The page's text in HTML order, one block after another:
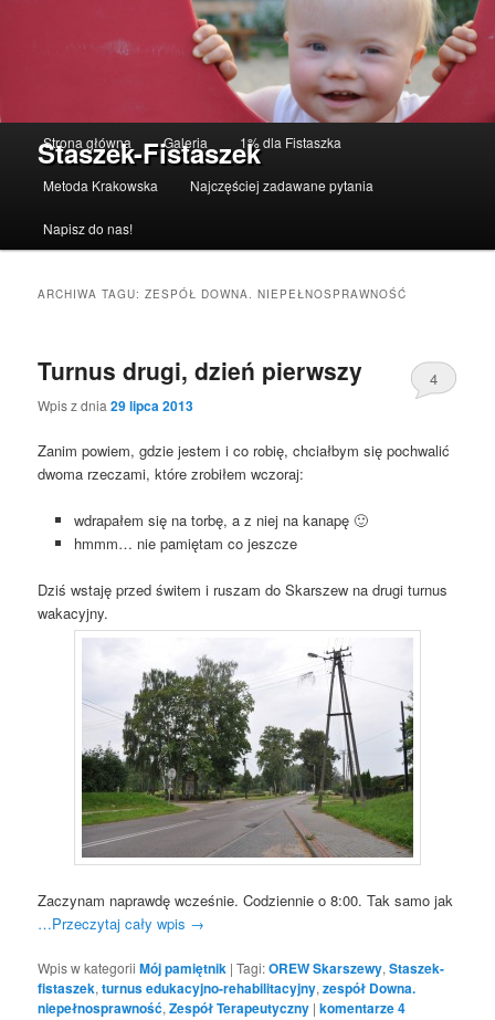
Staszek-Fistaszek
Przeskocz do tekstu
Przeskocz do widgetów
Strona główna Galeria 1% dla Fistaszka
Metoda Krakowska Najczęściej zadawane pytania
Napisz do nas!
ARCHIWA TAGU:ZESPÓŁ DOWNA. NIEPEŁNOSPRAWNOŚĆ
Turnus drugi, dzień pierwszy
Wpis z dnia29 lipca 2013
4
Zanim powiem, gdzie jestem i co robię, chciałbym się pochwalić
dwoma rzeczami, które zrobiłem wczoraj:
wdrapałem się na torbę, a z niej na kanapę 🙂
hmmm… nie pamiętam co jeszcze
Dziś wstaję przed świtem i ruszam do Skarszew na drugi turnus
wakacyjny.
Zaczynam naprawdę wcześnie. Codziennie o 8:00. Tak samo jak
…Przeczytaj cały wpis →
Wpis w kategoriiMój pamiętnik |Tagi:OREW Skarszewy,Staszek-
fistaszek,turnus edukacyjno-rehabilitacyjny,zespół Downa.
niepełnosprawność,Zespół Terapeutyczny |komentarze4